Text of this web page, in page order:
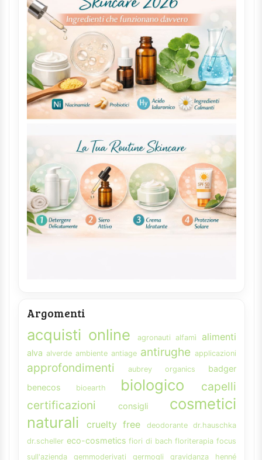
Argomenti
acquisti online agronauti alfamì alimenti
alva alverde ambiente antiage antirughe applicazioni
approfondimenti aubrey organics
badger
benecos
bioearth biologico
capelli
certificazioni
consigli
cosmetici
naturali
cruelty free deodorante
dr.hauschka
dr.scheller eco-cosmetics fiori di bach floriterapia focus
sull'azienda
gemmoderivati germogli gravidanza henné